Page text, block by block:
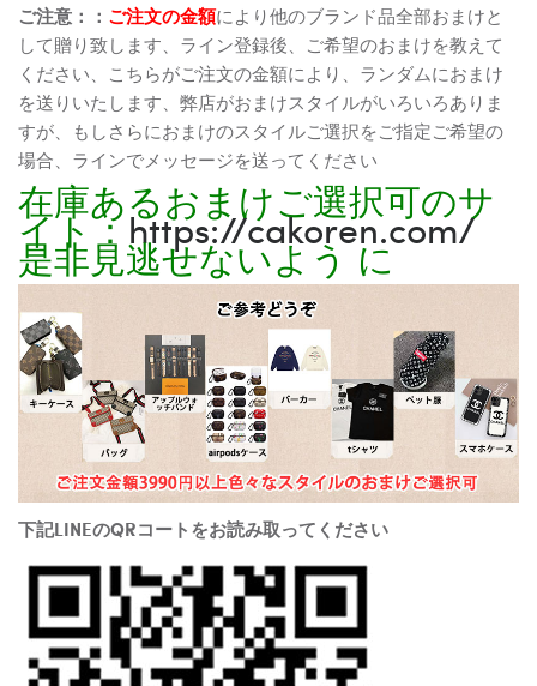
ご注意：： ご注文の金額により他のブランド品全部おまけと
して贈り致します、ライン登録後、ご希望のおまけを教えて
ください、こちらがご注文の金額により、ランダムにおまけ
を送りいたします、弊店がおまけスタイルがいろいろありま
すが、もしさらにおまけのスタイルご選択をご指定ご希望の
場合、ラインでメッセージを送ってください
在庫あるおまけご選択可のサ
イト：https://cakoren.com/
是非見逃せないよう に
下記LINEのQRコートをお読み取ってください